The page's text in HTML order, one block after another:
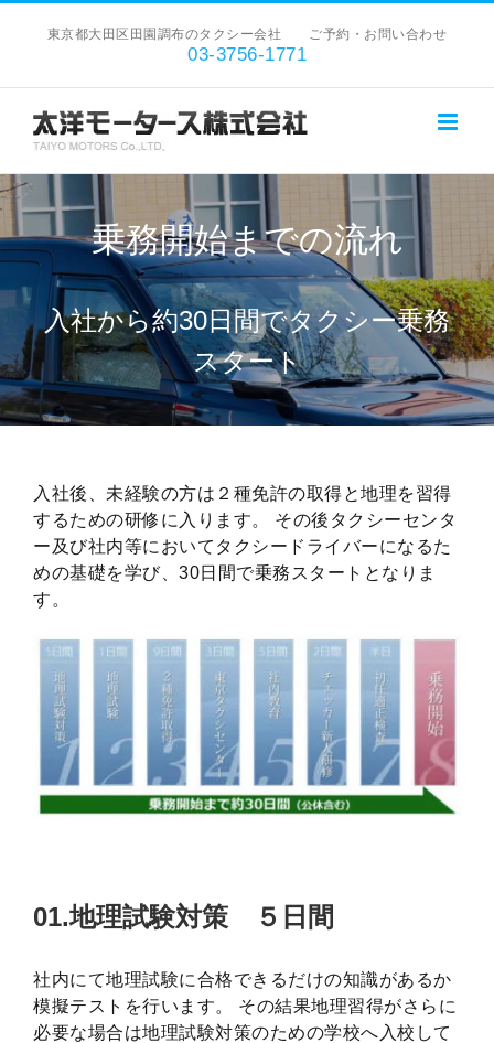
東京都大田区田園調布のタクシー会社 ご予約・お問い合わせ
03-3756-1771
乗務開始までの流れ
入社から約30日間でタクシー乗務
スタート
入社後、未経験の方は２種免許の取得と地理を習得
するための研修に入ります。 その後タクシーセンタ
ー及び社内等においてタクシードライバーになるた
めの基礎を学び、30日間で乗務スタートとなりま
す。
01.地理試験対策 ５日間
社内にて地理試験に合格できるだけの知識があるか
模擬テストを行います。 その結果地理習得がさらに
必要な場合は地理試験対策のための学校へ入校して